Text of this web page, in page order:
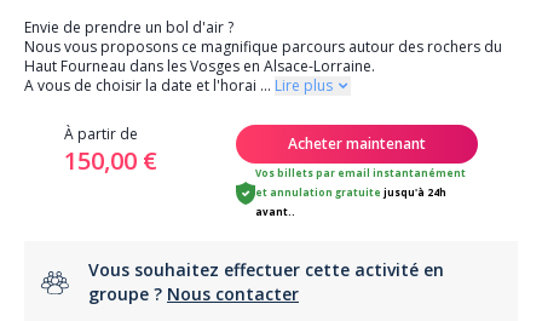
Envie de prendre un bol d'air ?
Nous vous proposons ce magnifique parcours autour des rochers du
Haut Fourneau dans les Vosges en Alsace-Lorraine.
A vous de choisir la date et l'horai ... Lire plus
À partir de
150,00 €
Acheter maintenant
Vos billets par email instantanément
etannulation gratuite jusqu'à 24h
avant..
Vous souhaitez effectuer cette activité en
groupe ? Nous contacter